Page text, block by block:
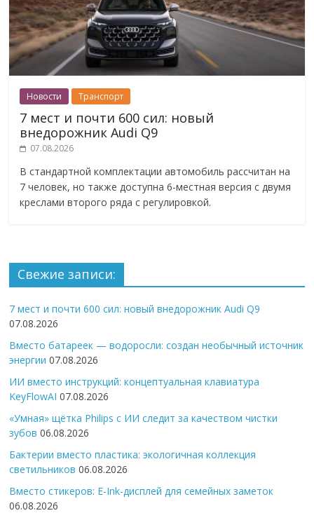
Новости Транспорт
7 мест и почти 600 сил: новый
внедорожник Audi Q9
07.08.2026
В стандартной комплектации автомобиль рассчитан на
7 человек, но также доступна 6-местная версия с двумя
креслами второго ряда с регулировкой.
Свежие записи:
7 мест и почти 600 сил: новый внедорожник Audi Q9
07.08.2026
Вместо батареек — водоросли: создан необычный источник
энергии 07.08.2026
ИИ вместо инструкций: концептуальная клавиатура
KeyFlowAI 07.08.2026
«Умная» щётка Philips с ИИ следит за качеством чистки
зубов 06.08.2026
Бактерии вместо пластика: экологичная коллекция
светильников 06.08.2026
Вместо стикеров: E-Ink-дисплей для семейных заметок
06.08.2026